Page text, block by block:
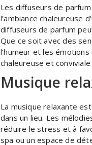
Les diffuseurs de
l’ambiance chaleureuse
diffuseurs de parfum
Que ce soit avec des
l’humeur et les
chaleureuse et conviviale
Musique
La musique relaxante
dans un lieu. Les
réduire le stress et à
spa ou un espace de